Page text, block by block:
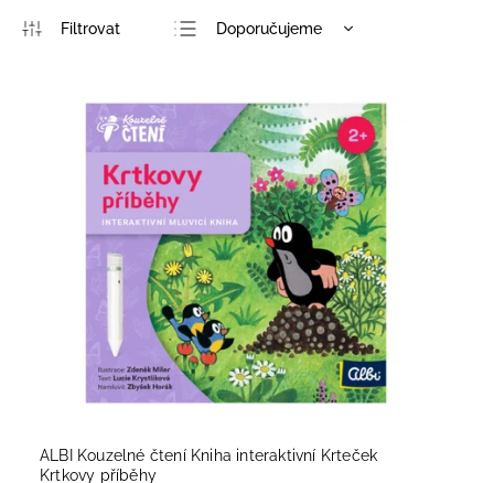
Doporučujeme
Nejdražší
Nejprodávanější
Abecedně
ALBI Kouzelné čtení Kniha interaktivní Krteček
Krtkovy příběhy